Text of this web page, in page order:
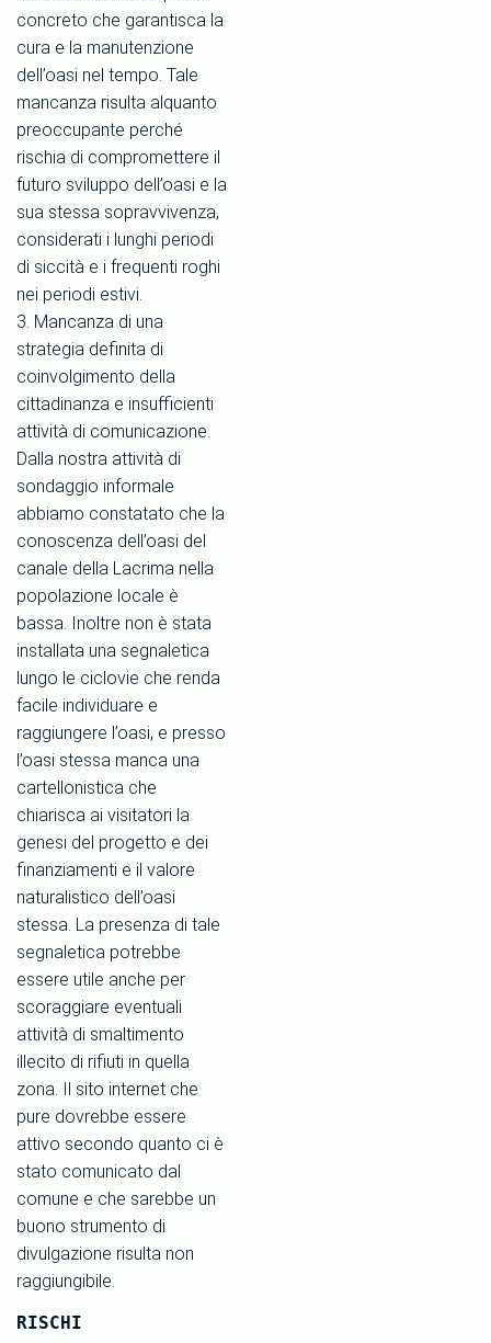
concreto che garantisca la
cura e la manutenzione
dell’oasi nel tempo. Tale
mancanza risulta alquanto
preoccupante perché
rischia di compromettere il
futuro sviluppo dell’oasi e la
sua stessa sopravvivenza,
considerati i lunghi periodi
di siccità e i frequenti roghi
nei periodi estivi.
3. Mancanza di una
strategia definita di
coinvolgimento della
cittadinanza e insufficienti
attività di comunicazione.
Dalla nostra attività di
sondaggio informale
abbiamo constatato che la
conoscenza dell’oasi del
canale della Lacrima nella
popolazione locale è
bassa. Inoltre non è stata
installata una segnaletica
lungo le ciclovie che renda
facile individuare e
raggiungere l’oasi, e presso
l’oasi stessa manca una
cartellonistica che
chiarisca ai visitatori la
genesi del progetto e dei
finanziamenti e il valore
naturalistico dell’oasi
stessa. La presenza di tale
segnaletica potrebbe
essere utile anche per
scoraggiare eventuali
attività di smaltimento
illecito di rifiuti in quella
zona. Il sito internet che
pure dovrebbe essere
attivo secondo quanto ci è
stato comunicato dal
comune e che sarebbe un
buono strumento di
divulgazione risulta non
raggiungibile.
RISCHI